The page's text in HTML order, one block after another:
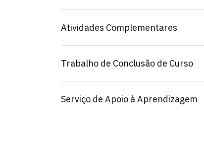
Atividades Complementares
Trabalho de Conclusão de Curso
Serviço de Apoio à Aprendizagem
Escolha a vaga que você
quer concorrer:
vagas para início de curso